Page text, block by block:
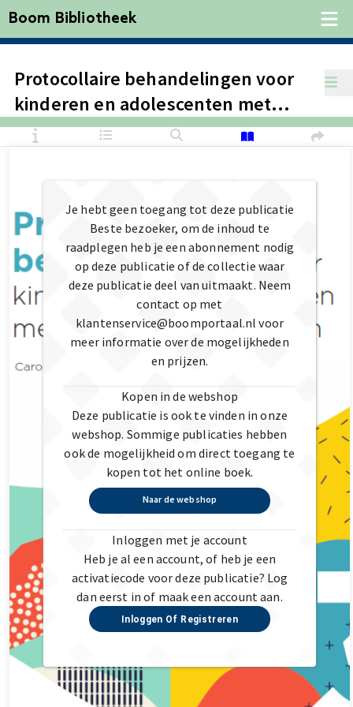
Boom Bibliotheek
Protocollaire behandelingen voor
kinderen en adolescenten met
psychische klachten - Deel 3
(herziening)
Je hebt geen toegang tot deze publicatie
Beste bezoeker, om de inhoud te
raadplegen heb je een abonnement nodig
op deze publicatie of de collectie waar
deze publicatie deel van uitmaakt. Neem
contact op met
klantenservice@boomportaal.nl voor
meer informatie over de mogelijkheden
en prijzen.
Kopen in de webshop
Deze publicatie is ook te vinden in onze
webshop. Sommige publicaties hebben
ook de mogelijkheid om direct toegang te
kopen tot het online boek.
Naar de webshop
Inloggen met je account
Heb je al een account, of heb je een
activatiecode voor deze publicatie? Log
dan eerst in of maak een account aan.
Inloggen Of Registreren